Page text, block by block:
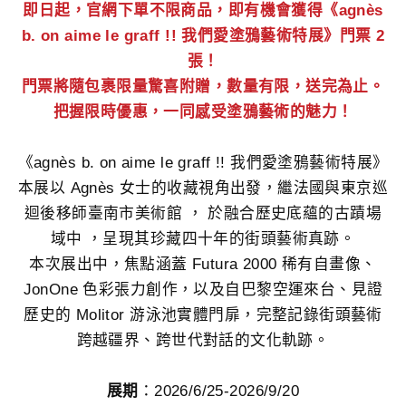
即日起，官網下單不限商品，即有機會獲得《agnès
b. on aime le graff !! 我們愛塗鴉藝術特展》門票 2
張！
門票將隨包裹限量驚喜附贈，數量有限，送完為止。
把握限時優惠，一同感受塗鴉藝術的魅力！
《agnès b. on aime le graff !! 我們愛塗鴉藝術特展》
本展以 Agnès 女士的收藏視角出發，繼法國與東京巡
迴後移師臺南市美術館 ， 於融合歷史底蘊的古蹟場
域中 ，呈現其珍藏四十年的街頭藝術真跡。
本次展出中，焦點涵蓋 Futura 2000 稀有自畫像、
JonOne 色彩張力創作，以及自巴黎空運來台、見證
歷史的 Molitor 游泳池實體門扉，完整記錄街頭藝術
跨越疆界、跨世代對話的文化軌跡。
展期 ：2026/6/25-2026/9/20